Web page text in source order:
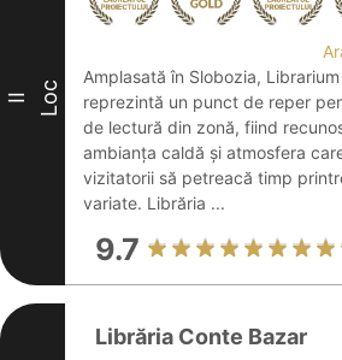
II Loc
Amplasată în Slobozia,
reprezintă un punct de reper
de lectură din zonă, fiind
ambianța caldă și atmosfera
vizitatorii să petreacă timp
variate. Librăria ...
9.7
Librăria Conte Bazar